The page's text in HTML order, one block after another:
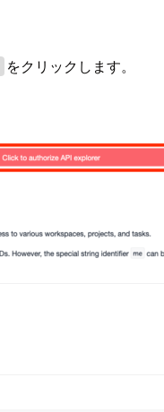
をクリックします。